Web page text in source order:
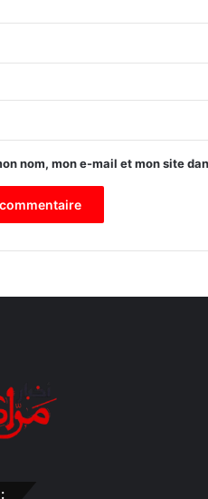
nom, mon e-mail et mon site